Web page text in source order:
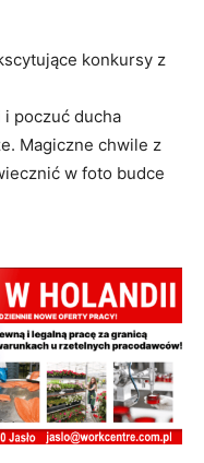
konkursy z
poczuć ducha
Magiczne chwile z
w foto budce